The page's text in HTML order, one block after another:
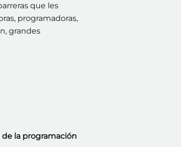
que les
programadoras,
grandes
la programación